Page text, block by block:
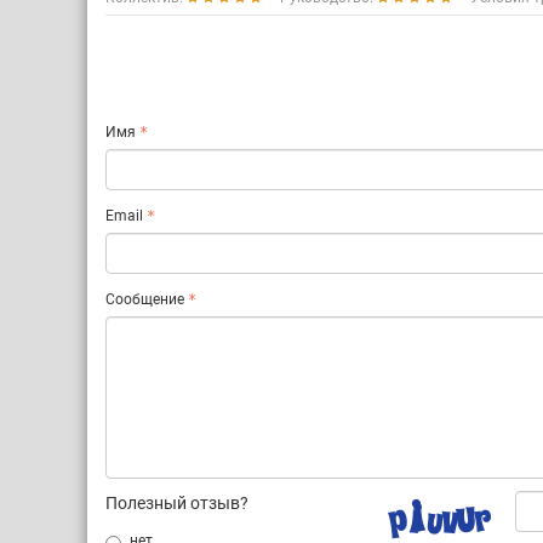
Имя
Email
Сообщение
Полезный отзыв?